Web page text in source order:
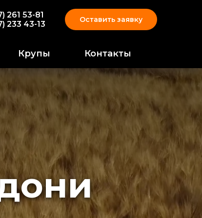
261 53-81
233 43-13
Оставить заявку
Крупы Контакты